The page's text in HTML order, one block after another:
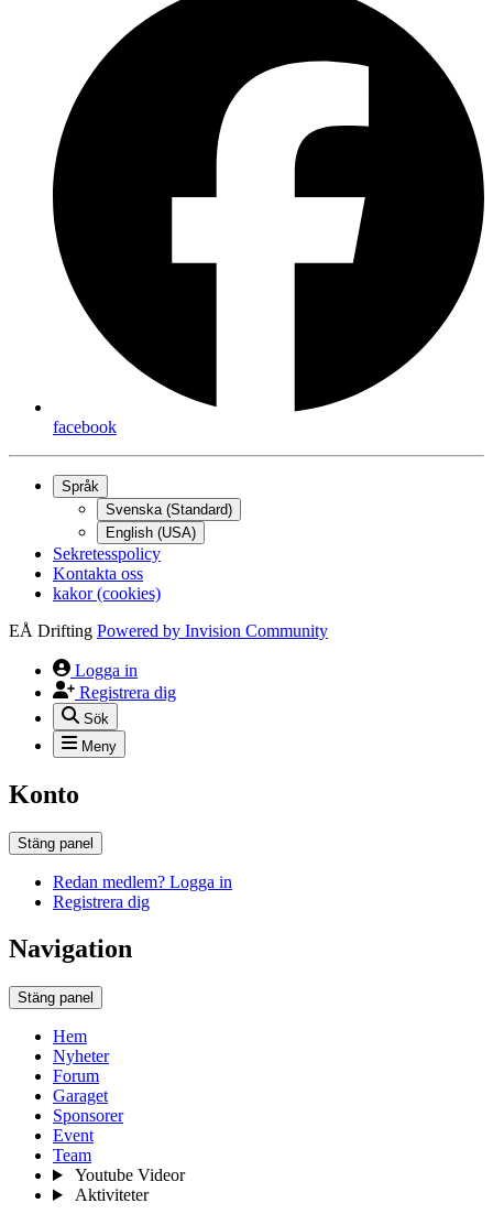
facebook
Språk
Svenska (Standard)
English (USA)
Sekretesspolicy
Kontakta oss
kakor (cookies)
EÅ Drifting Powered by Invision Community
Logga in
Registrera dig
Sök
Meny
Konto
Stäng panel
Redan medlem? Logga in
Registrera dig
Navigation
Stäng panel
Hem
Nyheter
Forum
Garaget
Sponsorer
Event
Team
Youtube Videor
Aktiviteter